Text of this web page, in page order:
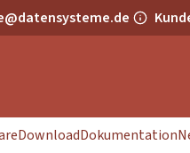
DownloadDokumentation